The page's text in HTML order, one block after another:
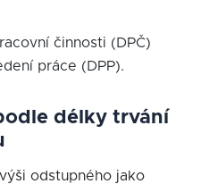
činnosti (DPČ)
práce (DPP).
délky trvání
odstupného jako